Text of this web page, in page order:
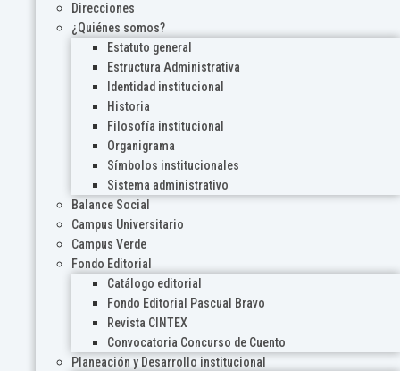
Direcciones
¿Quiénes somos?
Estatuto general
Estructura Administrativa
Identidad institucional
Historia
Filosofía institucional
Organigrama
Símbolos institucionales
Sistema administrativo
Balance Social
Campus Universitario
Campus Verde
Fondo Editorial
Catálogo editorial
Fondo Editorial Pascual Bravo
Revista CINTEX
Convocatoria Concurso de Cuento
Planeación y Desarrollo institucional